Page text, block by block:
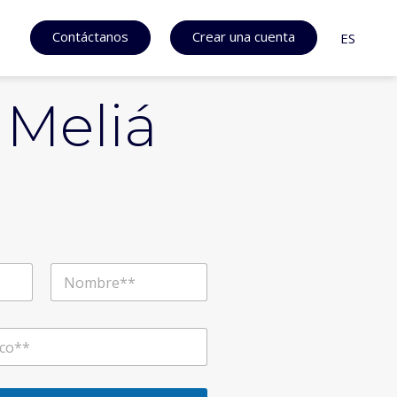
Contáctanos Crear una cuenta ES